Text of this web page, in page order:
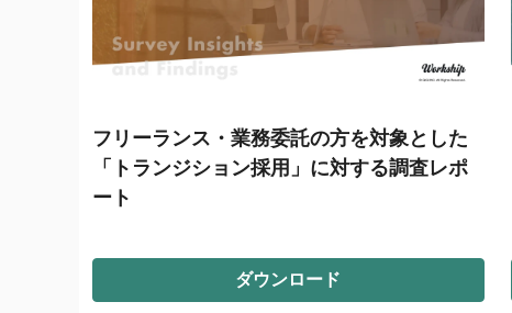
フリーランス・業務委託の方を対象とした
「トランジション採用」に対する調査レポ
ート
ダウンロード